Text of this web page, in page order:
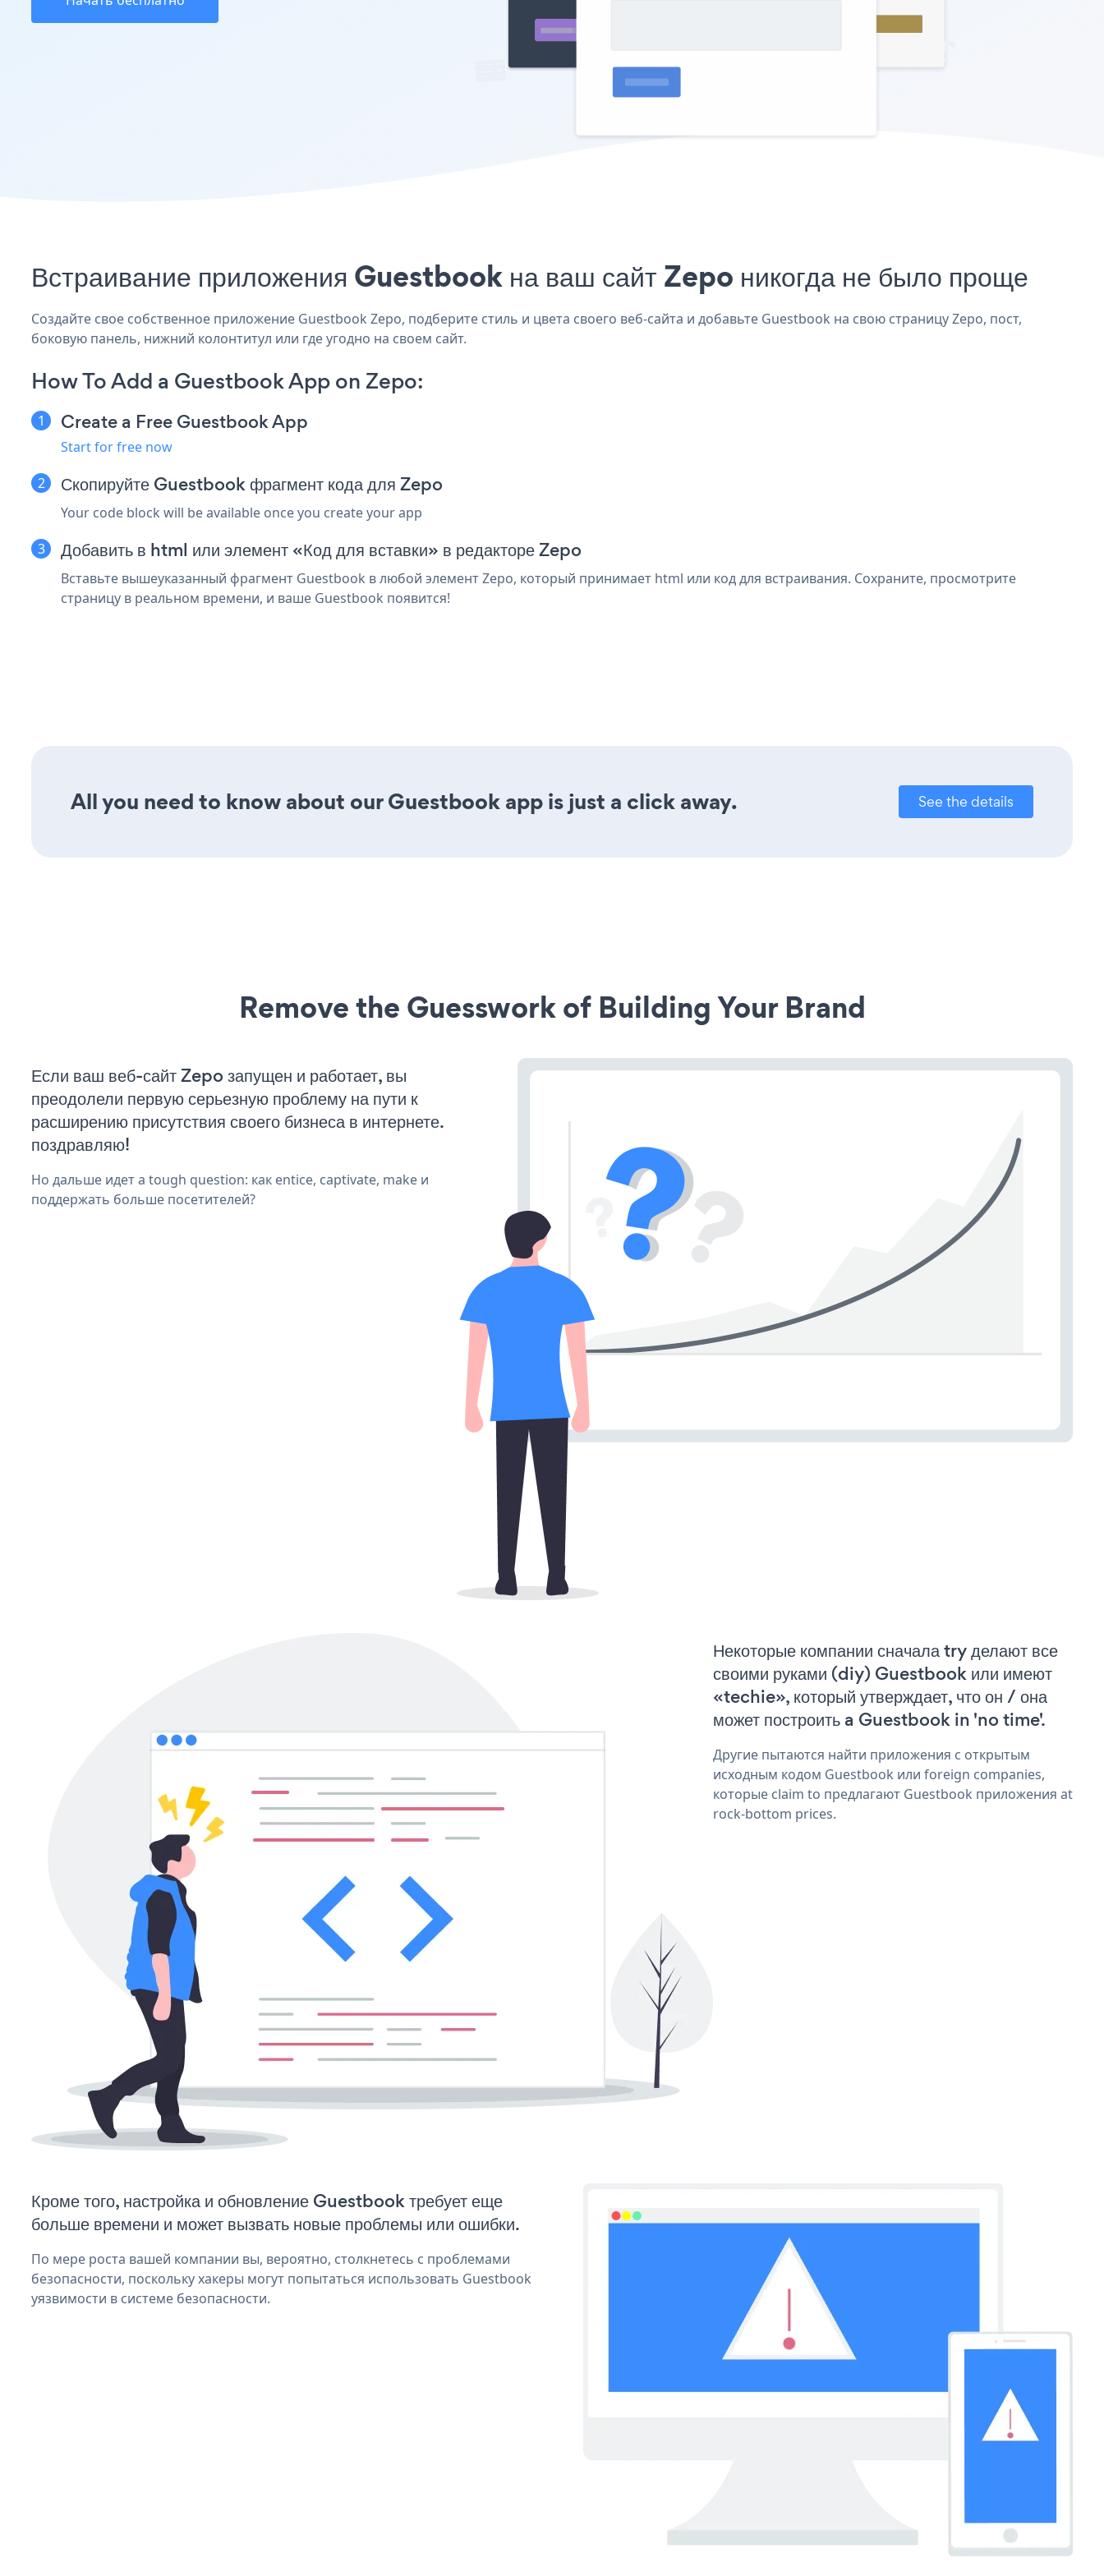
Встраивание приложения Guestbook на ваш сайт Zepo никогда не было проще
Создайте свое собственное приложение Guestbook Zepo, подберите стиль и цвета своего веб-сайта и добавьте Guestbook на свою страницу Zepo, пост,
боковую панель, нижний колонтитул или где угодно на своем сайт.
How To Add a Guestbook App on Zepo:
Create a Free Guestbook App
Start for free now
Скопируйте Guestbook фрагмент кода для Zepo
Your code block will be available once you create your app
Добавить в html или элемент «Код для вставки» в редакторе Zepo
Вставьте вышеуказанный фрагмент Guestbook в любой элемент Zepo, который принимает html или код для встраивания. Сохраните, просмотрите
страницу в реальном времени, и ваше Guestbook появится!
All you need to know about our Guestbook app is just a click away. See the details
Remove the Guesswork of Building Your Brand
Если ваш веб-сайт Zepo запущен и работает, вы
преодолели первую серьезную проблему на пути к
расширению присутствия своего бизнеса в интернете.
поздравляю!
Но дальше идет a tough question: как entice, captivate, make и
поддержать больше посетителей?
Некоторые компании сначала try делают все
своими руками (diy) Guestbook или имеют
«techie», который утверждает, что он / она
может построить a Guestbook in 'no time'.
Другие пытаются найти приложения с открытым
исходным кодом Guestbook или foreign companies,
которые claim to предлагают Guestbook приложения at
rock-bottom prices.
Кроме того, настройка и обновление Guestbook требует еще
больше времени и может вызвать новые проблемы или ошибки.
По мере роста вашей компании вы, вероятно, столкнетесь с проблемами
безопасности, поскольку хакеры могут попытаться использовать Guestbook
уязвимости в системе безопасности.